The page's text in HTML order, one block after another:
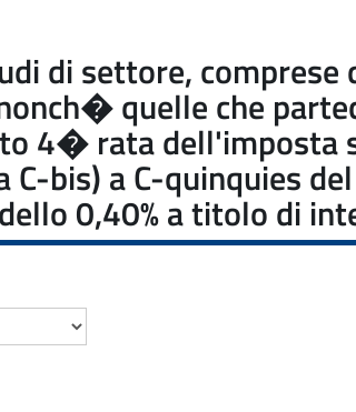
di settore, comprese
quelle che
4� rata dell'imposta
bis) a C-quinquies
0,40% a titolo di